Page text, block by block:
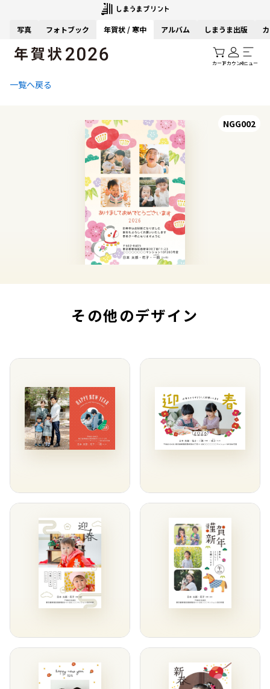
写真 フォトブック 年賀状 / 寒中 アルバム しまうま出版
カートアカウントメニュー
一覧へ戻る
NGG002
その他のデザイン